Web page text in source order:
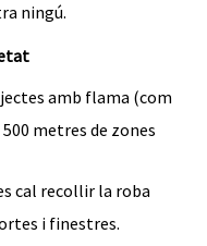
ningú.
amb flama (com
metres de zones
cal recollir la roba
i finestres.